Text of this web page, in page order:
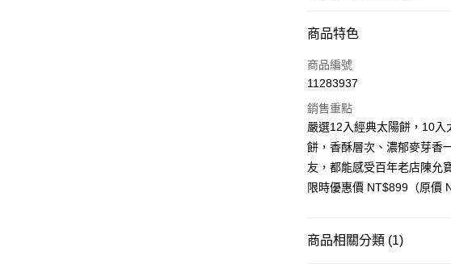
付款方式
信用卡一次付款
Apple Pay
街口支付
悠遊付
商品特色
商品編號
11283937
銷售重點
嚴選12入經典太陽餅，10
餅，香酥層次、濃郁麥芽香
友，都能感受百年老店陳允
限時優惠價 NT$899（原價
商品相關分類 (1)